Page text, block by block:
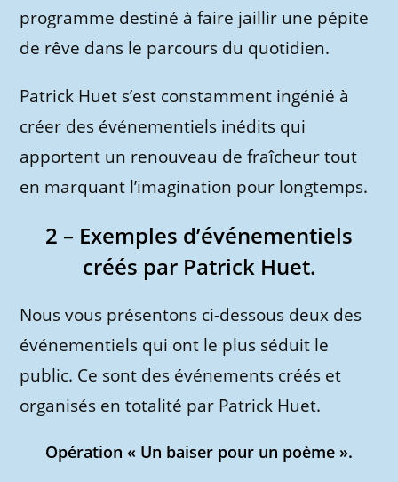
programme destiné à faire jaillir une pépite
de rêve dans le parcours du quotidien.
Patrick Huet s’est constamment ingénié à
créer des événementiels inédits qui
apportent un renouveau de fraîcheur tout
en marquant l’imagination pour longtemps.
2 – Exemples d’événementiels
créés par Patrick Huet.
Nous vous présentons ci-dessous deux des
événementiels qui ont le plus séduit le
public. Ce sont des événements créés et
organisés en totalité par Patrick Huet.
Opération « Un baiser pour un poème ».